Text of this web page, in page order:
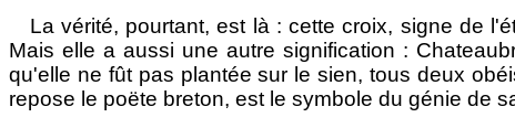
La vérité, pourtant, est là : cette croix, signe de
Mais elle a aussi une autre signification :
qu'elle ne fût pas plantée sur le sien, tous deux
repose le poëte breton, est le symbole du génie de